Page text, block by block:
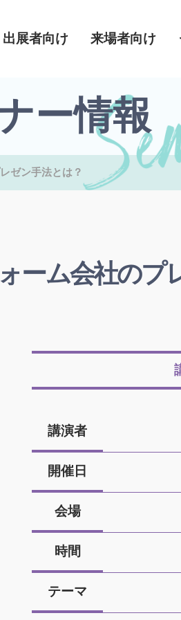
出展者向け 来場者向け
ー情報
ゼン手法とは？
ーム会社のプ
講演者
開催日
会場
時間
テーマ